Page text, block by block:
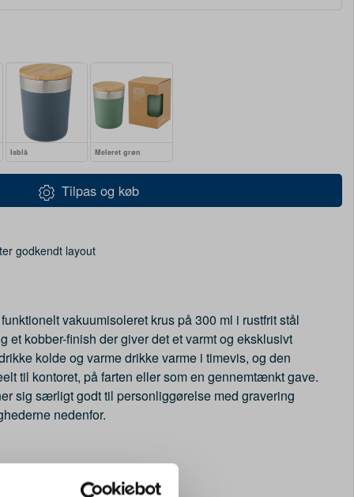
Isblå Meleret grøn
Tilpas og køb
godkendt layout
vakuumisoleret krus på 300 ml i rustfrit stål
et kobber-finish der giver det et varmt og eksklusivt
kolde og varme drikke varme i timevis, og den
til kontoret, på farten eller som en gennemtænkt gave.
sig særligt godt til personliggørelse med gravering
nedenfor.